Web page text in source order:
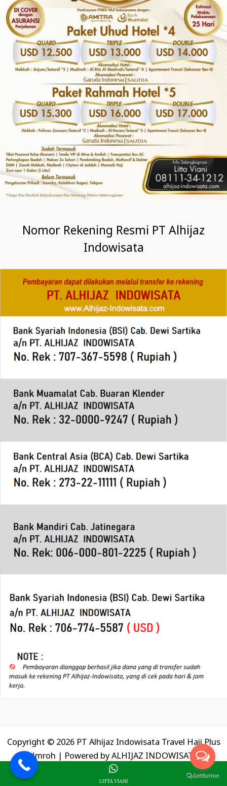
Nomor Rekening Resmi PT Alhijaz
Indowisata
Copyright © 2026 PT Alhijaz Indowisata Travel Haji Plus
Umroh | Powered byALHIJAZ INDOWISATA
LITTA VIANI